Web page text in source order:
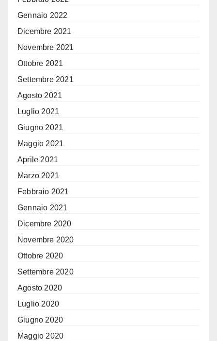
Gennaio 2022
Dicembre 2021
Novembre 2021
Ottobre 2021
Settembre 2021
Agosto 2021
Luglio 2021
Giugno 2021
Maggio 2021
Aprile 2021
Marzo 2021
Febbraio 2021
Gennaio 2021
Dicembre 2020
Novembre 2020
Ottobre 2020
Settembre 2020
Agosto 2020
Luglio 2020
Giugno 2020
Maggio 2020